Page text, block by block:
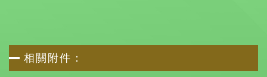
相關附件：